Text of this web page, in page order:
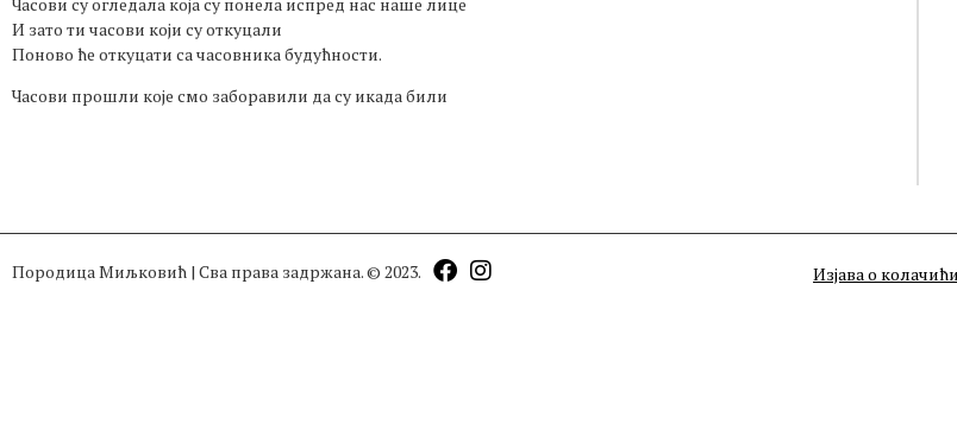
И зато ти часови који су откуцали
Поново ће откуцати са часовника будућности.
Часови прошли које смо заборавили да су икада били
Породица Миљковић | Сва права задржана. © 2023. Изјава о